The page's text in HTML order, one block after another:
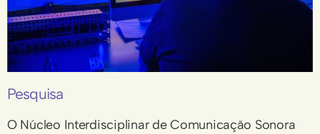
Pesquisa
O Núcleo Interdisciplinar de Comunicação Sonora